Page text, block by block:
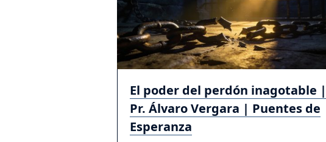
El poder del perdón inagotable |
Pr. Álvaro Vergara | Puentes de
Esperanza